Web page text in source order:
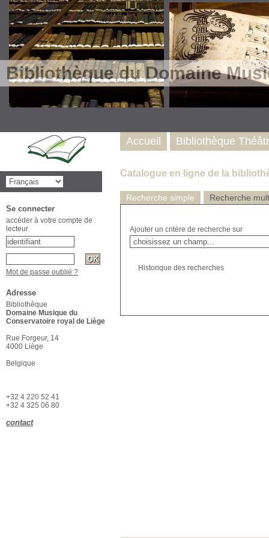
Bibliothèque du Domaine
Catalogue en ligne de la
Recherche simple Recherche
Ajouter un critère de recherche sur
Historique des recherches
Accueil Bibliothèque
Se connecter
accéder à votre compte de
lecteur
Mot de passe oublié ?
Adresse
Bibliothèque
Domaine Musique du
Conservatoire royal de Liège
Rue Forgeur, 14
4000 Liège
Belgique
+32 4 220 52 41
+32 4 325 06 80
contact